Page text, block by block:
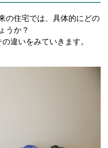
の住宅では、具体的にどの
うか？
違いをみていきます。